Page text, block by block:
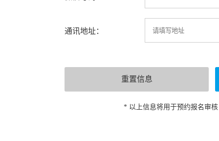
通讯地址：
* 以上信息将用于预约报名审